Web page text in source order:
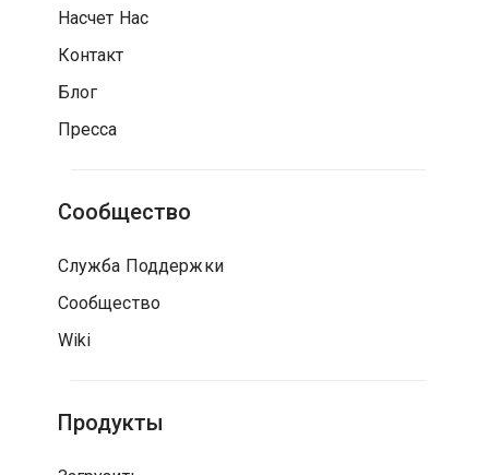
Насчет Нас
Контакт
Блог
Пресса
Сообщество
Служба Поддержки
Сообщество
Wiki
Продукты